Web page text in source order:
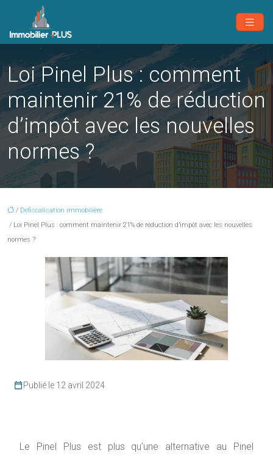
Loi Pinel Plus : comment
maintenir 21% de réduction
d’impôt avec les nouvelles
normes ?
/ Défiscalisation immobilière
/ Loi Pinel Plus : comment maintenir 21% de réduction d’impôt avec les nouvelles
normes ?
Publié le 12 avril 2024
Le Pinel Plus est plus qu’une alternative au Pinel